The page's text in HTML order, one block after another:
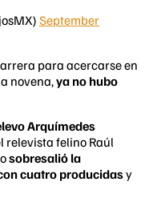
September
para acercarse en
novena,ya no hubo
Arquímedes
relevista felino Raúl
sobresalió la
cuatro producidasy